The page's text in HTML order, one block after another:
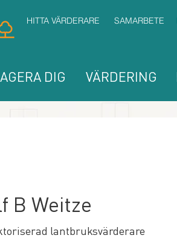
HITTA VÄRDERARE SAMARBETE
VÄRDERING
DIG
B Weitze
lantbruksvärderare